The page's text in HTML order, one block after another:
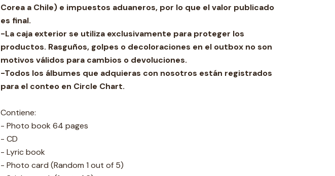
Corea a Chile) e impuestos aduaneros, por lo que el valor publicado
es final.
-La caja exterior se utiliza exclusivamente para proteger los
productos. Rasguños, golpes o decoloraciones en el outbox no son
motivos válidos para cambios o devoluciones.
-Todos los álbumes que adquieras con nosotros están registrados
para el conteo en Circle Chart.
Contiene:
- Photo book 64 pages
- CD
- Lyric book
- Photo card (Random 1 out of 5)